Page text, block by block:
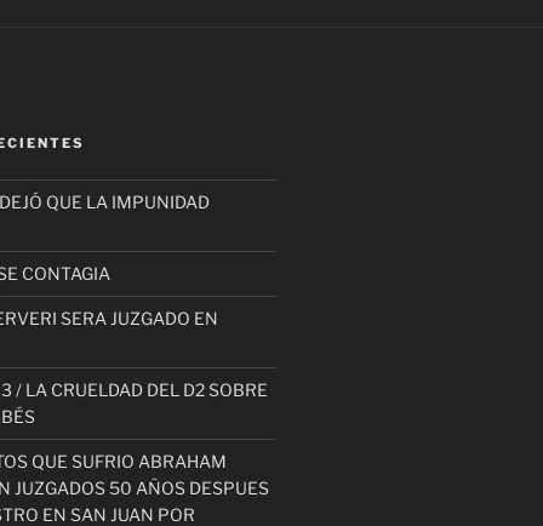
QUE LA IMPUNIDAD
CONTAGIA
SERA JUZGADO EN
/ LA CRUELDAD DEL D2 SOBRE
QUE SUFRIO ABRAHAM
JUZGADOS 50 AÑOS DESPUES
EN SAN JUAN POR